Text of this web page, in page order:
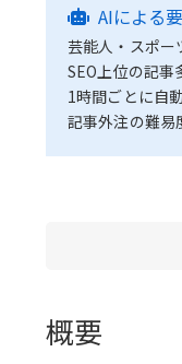
AIによる
芸能人・スポー
SEO上位の記事
1時間ごとに自
記事外注の難易
概要